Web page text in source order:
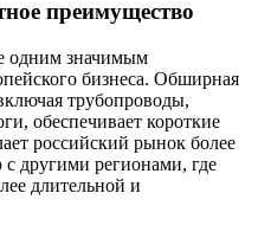
преимущество
одним значимым
бизнеса. Обширная
трубопроводы,
обеспечивает короткие
российский рынок более
другими регионами, где
длительной и